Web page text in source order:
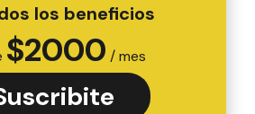
los beneficios
$2000 / mes